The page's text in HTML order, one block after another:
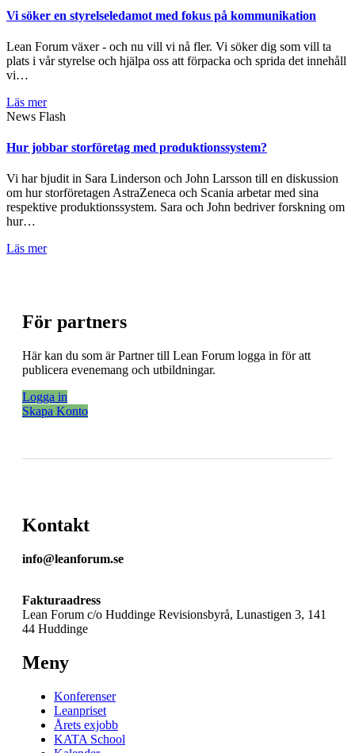
Vi söker en styrelseledamot med fokus på kommunikation
Lean Forum växer - och nu vill vi nå fler. Vi söker dig som vill ta
plats i vår styrelse och hjälpa oss att förpacka och sprida det innehåll
vi…
Läs mer
News Flash
Hur jobbar storföretag med produktionssystem?
Vi har bjudit in Sara Linderson och John Larsson till en diskussion
om hur storföretagen AstraZeneca och Scania arbetar med sina
respektive produktionssystem. Sara och John bedriver forskning om
hur…
Läs mer
För partners
Här kan du som är Partner till Lean Forum logga in för att
publicera evenemang och utbildningar.
Logga in
Skapa Konto
Kontakt
info@leanforum.se
Fakturaadress
Lean Forum c/o Huddinge Revisionsbyrå, Lunastigen 3, 141
44 Huddinge
Meny
Konferenser
Leanpriset
Årets exjobb
KATA School